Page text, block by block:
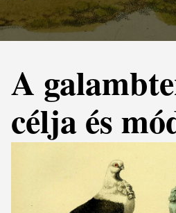
A
célja és